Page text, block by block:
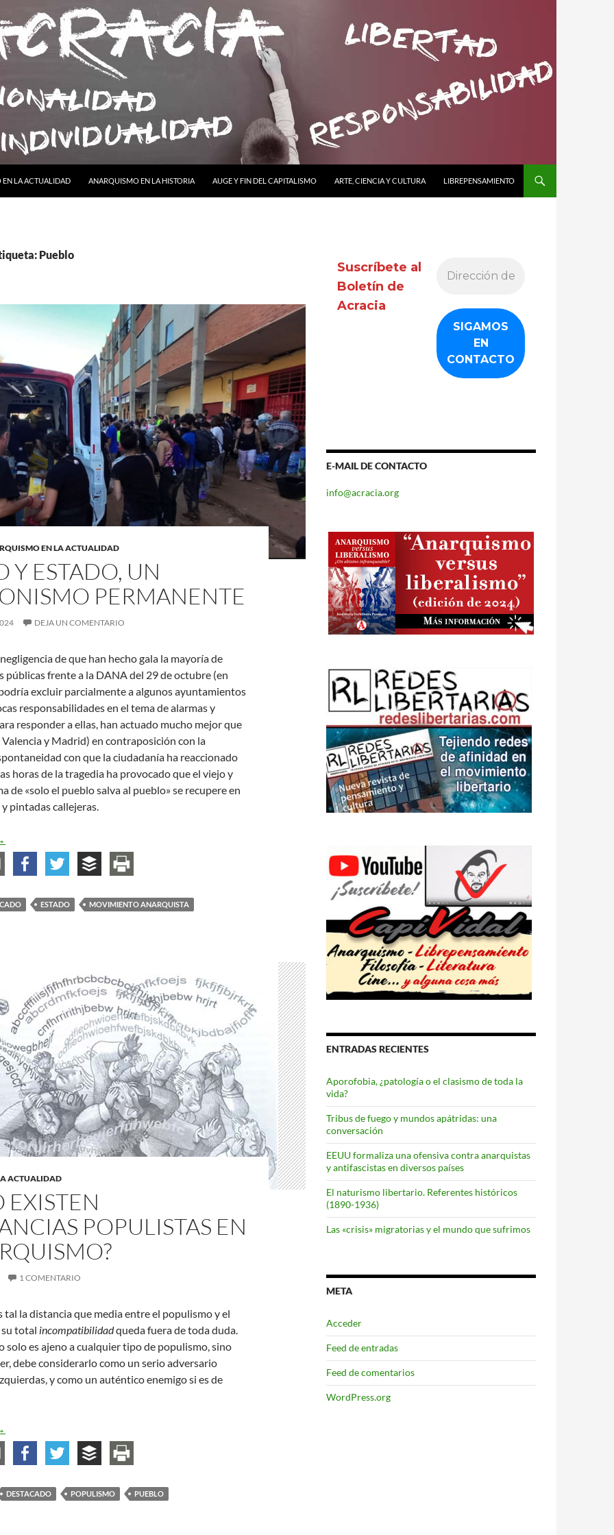
LA ACTUALIDAD
ANARQUISMO EN LA HISTORIA AUGE Y FIN DEL CAPITALISMO ARTE, CIENCIA Y CULTURA LIBREPENSAMIENTO
Pueblo
EN LA ACTUALIDAD
Y ESTADO, UN
PERMANENTE
DEJA UN COMENTARIO
de que han hecho gala la mayoría de
públicas frente a la DANA del 29 de octubre (en
excluir parcialmente a algunos ayuntamientos
responsabilidades en el tema de alarmas y
responder a ellas, han actuado mucho mejor que
y Madrid) en contraposición con la
con que la ciudadanía ha reaccionado
horas de la tragedia ha provocado que el viejo y
de «solo el pueblo salva al pueblo» se recupere en
pintadas callejeras.
y Estado, un antagonismo permanente
ESTADO
MOVIMIENTO ANARQUISTA
ACTUALIDAD
EXISTEN
POPULISTAS EN
1 COMENTARIO
tal la distancia que media entre el populismo y el
total incompatibilidadqueda fuera de toda duda.
solo es ajeno a cualquier tipo de populismo, sino
debe considerarlo como un serio adversario
y como un auténtico enemigo si es de
existen resonancias populistas en el anarquismo?
DESTACADO POPULISMO
PUEBLO
Suscríbete al
Boletín de
Acracia
E-MAIL DE CONTACTO
info@acracia.org
ENTRADAS RECIENTES
Aporofobia, ¿patología o el clasismo de toda la
vida?
Tribus de fuego y mundos apátridas: una
conversación
EEUU formaliza una ofensiva contra anarquistas
y antifascistas en diversos países
El naturismo libertario. Referentes históricos
(1890-1936)
Las «crisis» migratorias y el mundo que sufrimos
META
Acceder
Feed de entradas
Feed de comentarios
WordPress.org